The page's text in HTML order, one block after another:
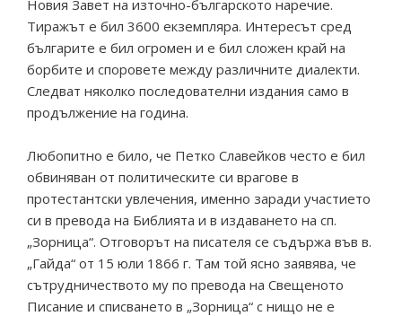
Новия Завет на източно-българското наречие.
Тиражът е бил 3600 екземпляра. Интересът сред
българите е бил огромен и е бил сложен край на
борбите и споровете между различните диалекти.
Следват няколко последователни издания само в
продължение на година.
Любопитно е било, че Петко Славейков често е бил
обвиняван от политическите си врагове в
протестантски увлечения, именно заради участието
си в превода на Библията и в издаването на сп.
„Зорница“. Отговорът на писателя се съдържа във в.
„Гайда“ от 15 юли 1866 г. Там той ясно заявява, че
сътрудничеството му по превода на Свещеното
Писание и списването в „Зорница“ с нищо не е